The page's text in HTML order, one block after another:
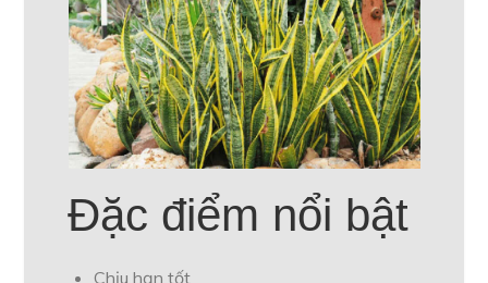
Đặc điểm nổi bật
Chịu hạn tốt